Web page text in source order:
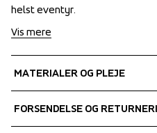
helst eventyr.
helst eventyr.
Vis mere
MATERIALER OG PLEJE
Shell fabric 1
FORSENDELSE OG